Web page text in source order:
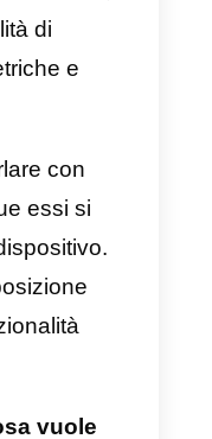
le domande
già le
prepararsi a
tutte
che è